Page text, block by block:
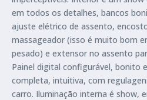
em todos os detalhes, bancos
ajuste elétrico de assento,
massageador (isso é muito bom
pesado) e extensor no assento
Painel digital configurável, bonito
completa, intuitiva, com
carro. Iluminação interna é show,